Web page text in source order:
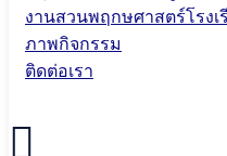
งานสวนพฤกษศาสตร์โรงเ
ภาพกิจกรรม
ติดต่อเรา